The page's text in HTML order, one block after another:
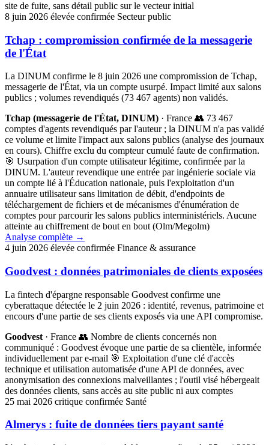
site de fuite, sans détail public sur le vecteur initial
8 juin 2026 élevée confirmée Secteur public
Tchap : compromission confirmée de la messagerie
de l'État
La DINUM confirme le 8 juin 2026 une compromission de Tchap,
messagerie de l'État, via un compte usurpé. Impact limité aux salons
publics ; volumes revendiqués (73 467 agents) non validés.
Tchap (messagerie de l'État, DINUM) · France 👥 73 467
comptes d'agents revendiqués par l'auteur ; la DINUM n'a pas validé
ce volume et limite l'impact aux salons publics (analyse des journaux
en cours). Chiffre exclu du compteur cumulé faute de confirmation.
🎯 Usurpation d'un compte utilisateur légitime, confirmée par la
DINUM. L'auteur revendique une entrée par ingénierie sociale via
un compte lié à l'Éducation nationale, puis l'exploitation d'un
annuaire utilisateur sans limitation de débit, d'endpoints de
téléchargement de fichiers et de mécanismes d'énumération de
comptes pour parcourir les salons publics interministériels. Aucune
atteinte au chiffrement de bout en bout (Olm/Megolm)
Analyse complète →
4 juin 2026 élevée confirmée Finance & assurance
Goodvest : données patrimoniales de clients exposées
La fintech d'épargne responsable Goodvest confirme une
cyberattaque détectée le 2 juin 2026 : identité, revenus, patrimoine et
encours d'une partie de ses clients exposés via une API compromise.
Goodvest · France 👥 Nombre de clients concernés non
communiqué : Goodvest évoque une partie de sa clientèle, informée
individuellement par e-mail 🎯 Exploitation d'une clé d'accès
technique et utilisation automatisée d'une API de données, avec
anonymisation des connexions malveillantes ; l'outil visé hébergeait
des données clients, sans accès au site public ni aux comptes
25 mai 2026 critique confirmée Santé
Almerys : fuite de données tiers payant santé